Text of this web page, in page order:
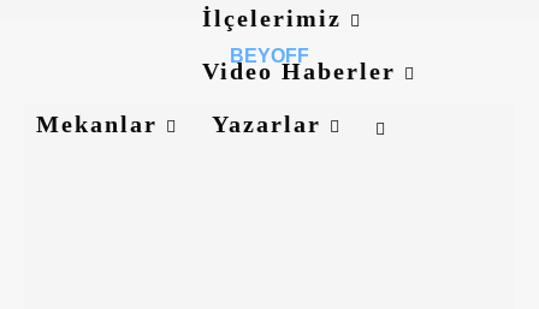
İlçelerimiz
Video Haberler
Mekanlar
Yazarlar
BEYOFF